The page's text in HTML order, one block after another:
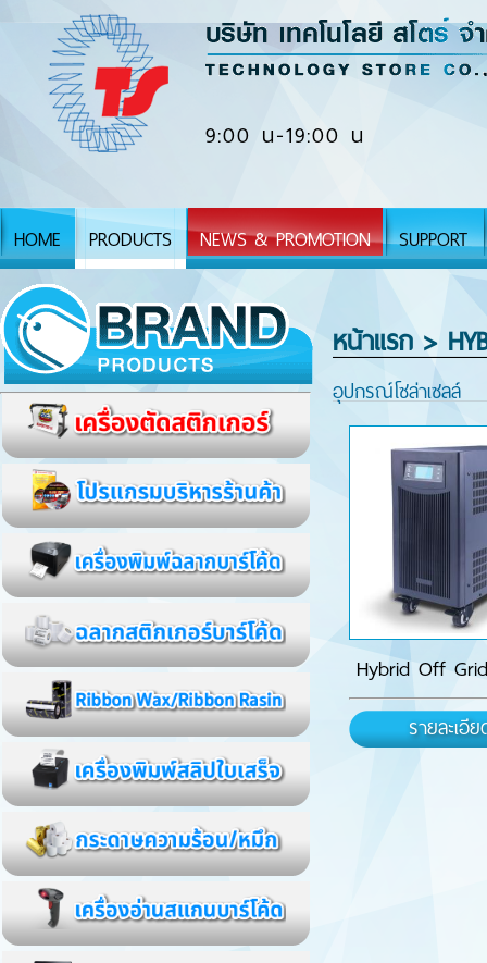
9:00 น-19:00 น
HOME PRODUCTS NEWS & PROMOTION SUPPORT
หน้าแรก >
อุปกรณ์โซล่าเซลล์
Hybrid Off
รายละเอี